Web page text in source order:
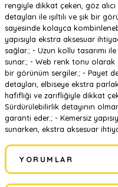
rengiyle dikkat çeken, göz
detayları ile ışıltılı ve şık bir
sayesinde kolayca
yapısıyla ekstra aksesuar
sağlar.; - Uzun kollu tasarımı
sunar.; - Web renk tonu olarak
bir görünüm sergiler.; - Payet
detayları, elbiseye ekstra
hafifliği ve zarifliğiyle dikkat
Sürdürülebilirlik detayının
garanti eder.; - Kemersiz
sunarken, ekstra aksesuar
YORUMLAR